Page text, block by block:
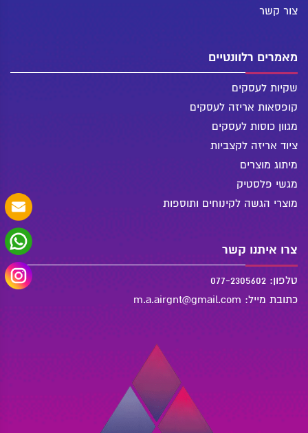
צור קשר
מאמרים רלוונטיים
שקיות לעסקים
קופסאות אריזה לעסקים
מגוון כוסות לעסקים
ציוד אריזה לקצביות
מיתוג מוצרים
מגשי פלסטיק
מוצרי הגשה לקינוחים ותוספות
צרו איתנו קשר
טלפון: 077-2305602
כתובת מייל: m.a.airgnt@gmail.com